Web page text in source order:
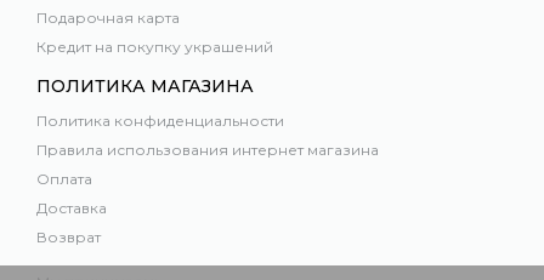
Подарочная карта
Кредит на покупку украшений
ПОЛИТИКА МАГАЗИНА
Политика конфиденциальности
Правила использования интернет магазина
Оплата
Доставка
Возврат